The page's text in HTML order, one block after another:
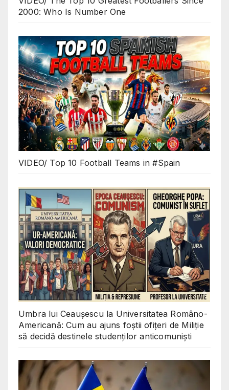
2000: Who Is Number One
VIDEO/ Top 10 Football Teams in #Spain
Umbra lui Ceaușescu la Universitatea Româno-
Americană: Cum au ajuns foștii ofițeri de Miliție
să decidă destinele studenților anticomuniști